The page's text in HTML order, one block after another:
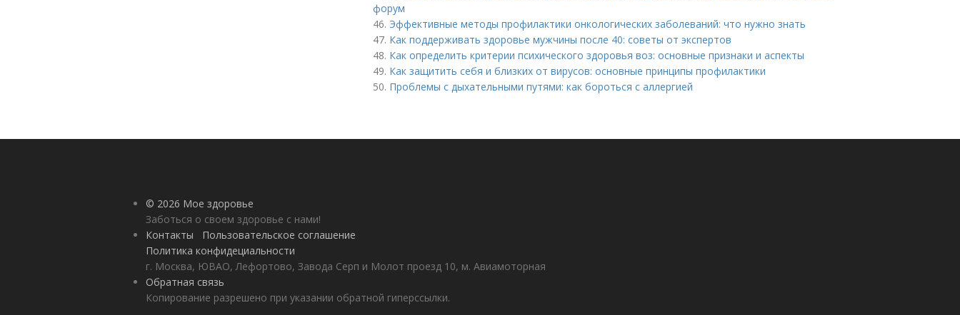
форум
46. Эффективные методы профилактики онкологических заболеваний: что нужно знать
47. Как поддерживать здоровье мужчины после 40: советы от экспертов
48. Как определить критерии психического здоровья воз: основные признаки и аспекты
49. Как защитить себя и близких от вирусов: основные принципы профилактики
50. Проблемы с дыхательными путями: как бороться с аллергией
© 2026 Мое здоровье
Заботься о своем здоровье с нами!
Контакты
Пользовательское соглашение
Политика конфидециальности
г. Москва, ЮВАО, Лефортово, Завода Серп и Молот проезд 10, м. Авиамоторная
Обратная связь
Копирование разрешено при указании обратной гиперссылки.